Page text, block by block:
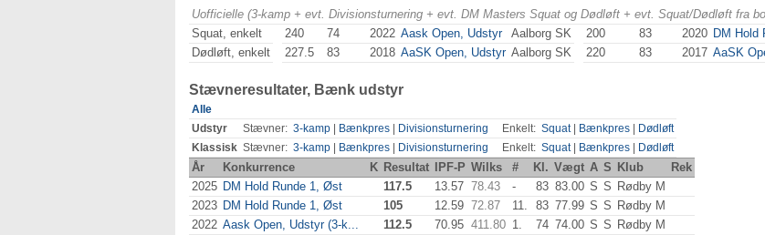
Uofficielle (3-kamp + evt. Divisionsturnering + evt. DM Masters Squat og Dødløft + evt. Squat/Dødløft fra
Squat, enkelt
240 74 2022 Aask Open, Udstyr Aalborg SK 200 83 2020 DM Hold
Dødløft, enkelt
227.5 83 2018 AaSK Open, Udstyr Aalborg SK 220 83 2017 AaSK
Stævneresultater, Bænk udstyr
Alle
Udstyr
Stævner: 3-kamp Bænkpres Divisionsturnering Enkelt: Squat| Bænkpres
Dødløft
Klassisk Stævner: 3-kamp Bænkpres Divisionsturnering Enkelt: Squat| Bænkpres Dødløft
År Konkurrence K Resultat IPF-P Wilks # Kl. Vægt A S Klub
Rek
2025 DM Hold Runde 1, Øst 117.5 13.57 78.43 - 83 83.00 S S Rødby M
2023 DM Hold Runde 1, Øst 105 12.59 72.87 11. 83 77.99 S S Rødby M
2022 Aask Open, Udstyr (3-k... 112.5 70.95 411.80 1. 74 74.00 S S Rødby M